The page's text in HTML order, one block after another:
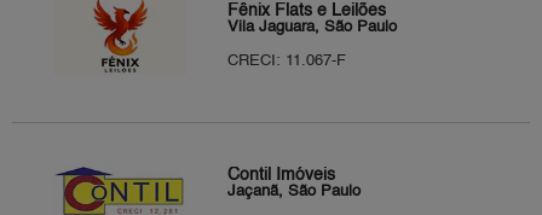
Fênix Flats e Leilões
Vila Jaguara, São Paulo
CRECI: 11.067-F
Contil Imóveis
Jaçanã, São Paulo